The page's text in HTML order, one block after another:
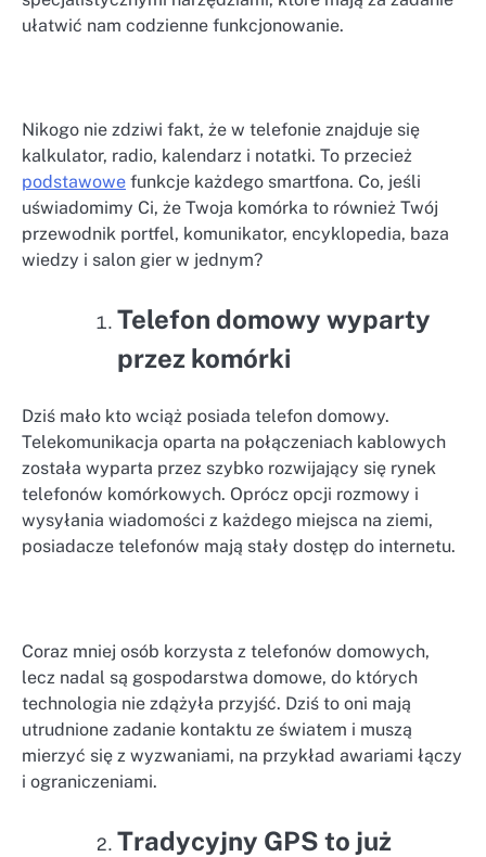
ułatwić nam codzienne funkcjonowanie.
Nikogo nie zdziwi fakt, że w telefonie znajduje się
kalkulator, radio, kalendarz i notatki. To przecież
podstawowe funkcje każdego smartfona. Co, jeśli
uświadomimy Ci, że Twoja komórka to również Twój
przewodnik portfel, komunikator, encyklopedia, baza
wiedzy i salon gier w jednym?
Telefon domowy wyparty
przez komórki
Dziś mało kto wciąż posiada telefon domowy.
Telekomunikacja oparta na połączeniach kablowych
została wyparta przez szybko rozwijający się rynek
telefonów komórkowych. Oprócz opcji rozmowy i
wysyłania wiadomości z każdego miejsca na ziemi,
posiadacze telefonów mają stały dostęp do internetu.
Coraz mniej osób korzysta z telefonów domowych,
lecz nadal są gospodarstwa domowe, do których
technologia nie zdążyła przyjść. Dziś to oni mają
utrudnione zadanie kontaktu ze światem i muszą
mierzyć się z wyzwaniami, na przykład awariami łączy
i ograniczeniami.
Tradycyjny GPS to już